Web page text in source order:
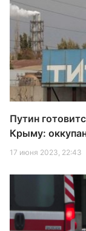
Путин
Крыму:
17 июня 2023, 22:43